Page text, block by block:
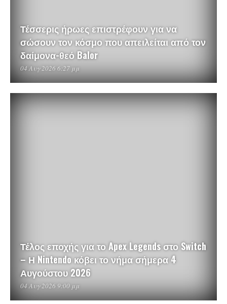
Τέσσερις ήρωες επιστρέφουν για να
σώσουν τον κόσμο που απειλείται από τον
δαίμονα-θεό Balor
04 Αυγ 2026 6:27 μμ
Τέλος εποχής για το Apex Legends στο Switch
– Η Nintendo κόβει το νήμα σήμερα 4
Αυγούστου 2026
04 Αυγ 2026 9:00 μμ